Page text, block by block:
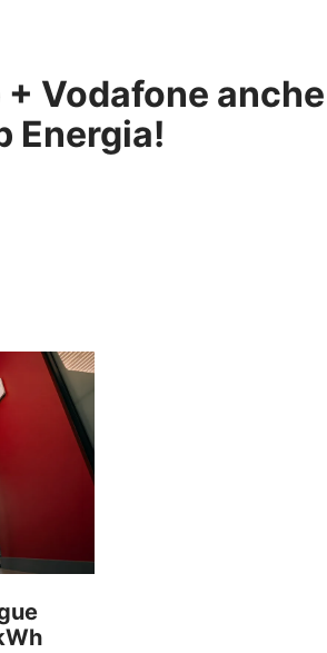
+ Vodafone anche
Energia!